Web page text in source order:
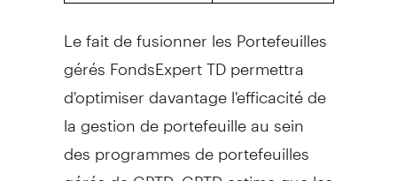
Le fait de fusionner les Portefeuilles
gérés FondsExpert TD permettra
d'optimiser davantage l'efficacité de
la gestion de portefeuille au sein
des programmes de portefeuilles